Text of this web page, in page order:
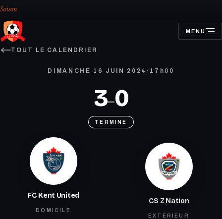
Saison
MENU
OUVRIR
LE
TOUT LE CALENDRIER
DIMANCHE 16 JUIN 2024 · 17h00
FC Kent United
DOMICILE
3–0
TERMINÉ
CS Z Nation
EXTÉRIEUR